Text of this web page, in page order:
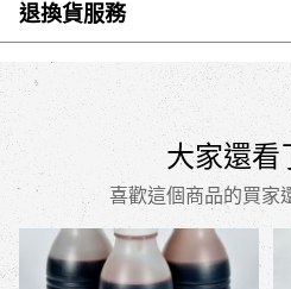
退換貨服務
大家還看
喜歡這個商品的買家